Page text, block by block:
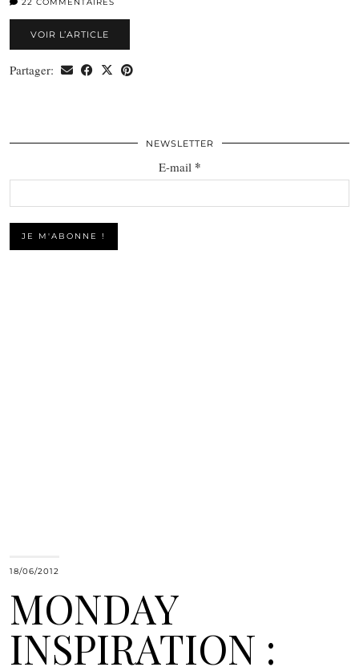
VOIR L’ARTICLE
Partager:
NEWSLETTER
E-mail *
18/06/2012
MONDAY
INSPIRATION :